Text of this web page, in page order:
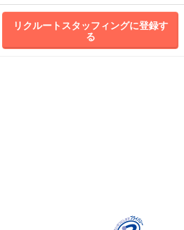
リクルートスタッフィングに登録す
る